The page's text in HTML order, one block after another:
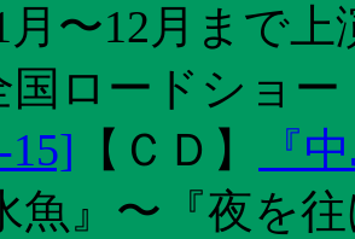
月〜12月まで
国ロードショー
15] 【 ＣＤ 】
『
魚』〜『夜を